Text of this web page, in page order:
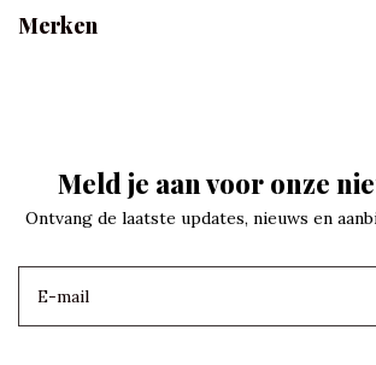
Merken
Meld je aan voor onze
Ontvang de laatste updates, nieuws en